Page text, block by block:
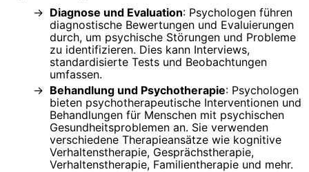
Diagnose und Evaluation: Psychologen führen
diagnostische Bewertungen und Evaluierungen
durch, um psychische Störungen und Probleme
zu identifizieren. Dies kann Interviews,
standardisierte Tests und Beobachtungen
umfassen.
Behandlung und Psychotherapie: Psychologen
bieten psychotherapeutische Interventionen und
Behandlungen für Menschen mit psychischen
Gesundheitsproblemen an. Sie verwenden
verschiedene Therapieansätze wie kognitive
Verhaltenstherapie, Gesprächstherapie,
Verhaltenstherapie, Familientherapie und mehr.